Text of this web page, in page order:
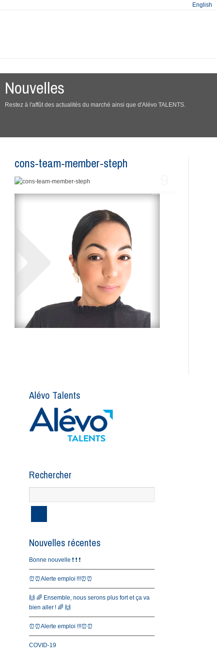
English
Nouvelles
Restez à l'affût des actualités du marché ainsi que d'Alévo TALENTS.
cons-team-member-steph
DÉCEMBRE
Alévo Talents
Rechercher
Nouvelles récentes
Bonne nouvelle ❗️ ❗️ ❗️
⏰⏰Alerte emploi !!!⏰⏰
🙌 🌈 Ensemble, nous serons plus fort et ça va
bien aller ! 🌈 🙌
⏰⏰Alerte emploi !!!⏰⏰
COVID-19